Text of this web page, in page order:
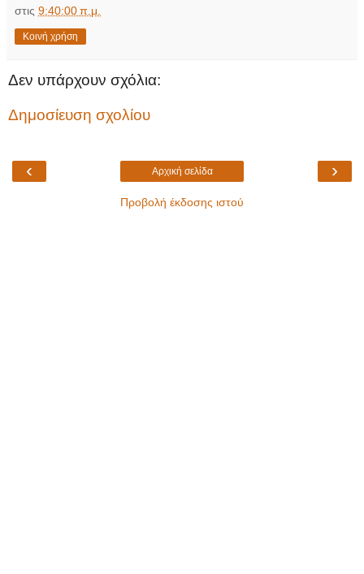
στις 9:40:00 π.μ.
Κοινή χρήση
Δεν υπάρχουν σχόλια:
Δημοσίευση σχολίου
‹ ›
Αρχική σελίδα
Προβολή έκδοσης ιστού